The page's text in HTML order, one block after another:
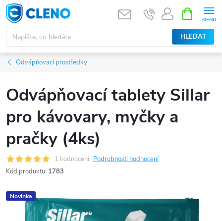
Přejít
na
obsah
HLEDAT
NÁKUPNÍ
KOŠÍK
Odvápňovací prostředky
Odvápňovací tablety Sillar
pro kávovary, myčky a
pračky (4ks)
1 hodnocení Podrobnosti hodnocení
Kód produktu: 1783
Novinka